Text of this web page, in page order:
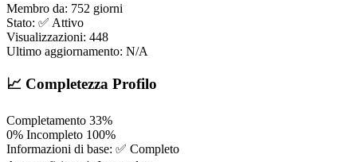
Membro da: 752 giorni
Stato: ✅ Attivo
Visualizzazioni: 448
Ultimo aggiornamento: N/A
📈 Completezza Profilo
Completamento 33%
0% Incompleto 100%
Informazioni di base: ✅ Completo